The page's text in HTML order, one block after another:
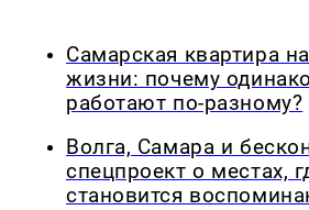
Самарская квартира
жизни: почему
работают по-разному?
Волга, Самара и
спецпроект о местах,
становится